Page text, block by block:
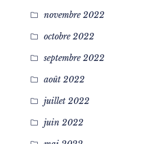
novembre 2022
octobre 2022
septembre 2022
août 2022
juillet 2022
juin 2022